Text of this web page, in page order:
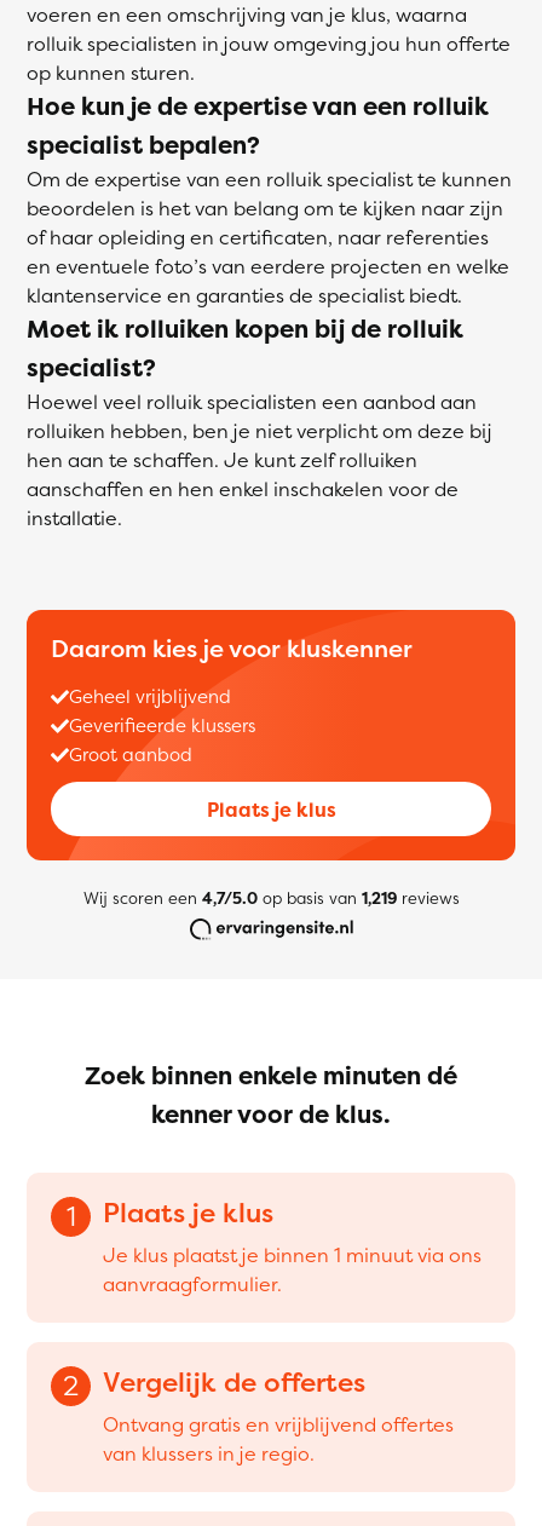
voeren en een omschrijving van je klus, waarna
rolluik specialisten in jouw omgeving jou hun offerte
op kunnen sturen.
Hoe kun je de expertise van een rolluik
specialist bepalen?
Om de expertise van een rolluik specialist te kunnen
beoordelen is het van belang om te kijken naar zijn
of haar opleiding en certificaten, naar referenties
en eventuele foto’s van eerdere projecten en welke
klantenservice en garanties de specialist biedt.
Moet ik rolluiken kopen bij de rolluik
specialist?
Hoewel veel rolluik specialisten een aanbod aan
rolluiken hebben, ben je niet verplicht om deze bij
hen aan te schaffen. Je kunt zelf rolluiken
aanschaffen en hen enkel inschakelen voor de
installatie.
Daarom kies je voor kluskenner
Geheel vrijblijvend
Geverifieerde klussers
Groot aanbod
Plaats je klus
Wij scoren een 4,7/5.0op basis van 1,219reviews
Zoek binnen enkele minuten dé
kenner voor de klus.
1 Plaats je klus
Je klus plaatst je binnen 1 minuut via ons
aanvraagformulier.
2 Vergelijk de offertes
Ontvang gratis en vrijblijvend offertes
van klussers in je regio.